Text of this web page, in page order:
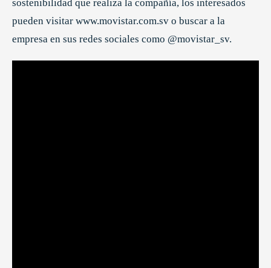
sostenibilidad que realiza la compañía, los interesados
pueden visitar www.movistar.com.sv o buscar a la
empresa en sus redes sociales como @movistar_sv.